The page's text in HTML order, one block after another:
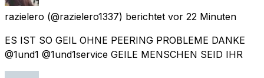
razielero (@razielero1337) berichtet vor 22 Minuten
ES IST SO GEIL OHNE PEERING PROBLEME DANKE
@1und1 @1und1service GEILE MENSCHEN SEID IHR